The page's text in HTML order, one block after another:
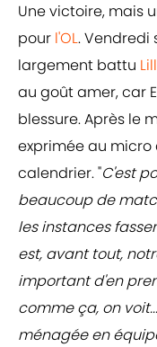
Une victoire, mais
pour l'OL. Vendredi
largement battu
au goût amer, car
blessure. Après le
exprimée au
calendrier. "C'est
beaucoup de
les instances
est, avant tout,
important d'en
comme ça, on
ménagée en